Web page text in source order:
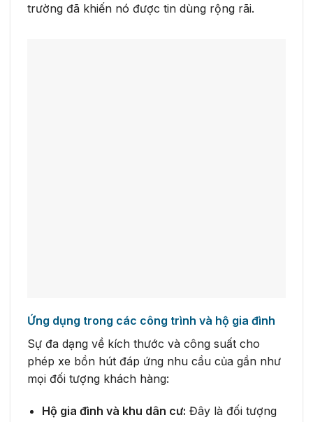
trường đã khiến nó được tin dùng rộng rãi.
Ứng dụng trong các công trình và hộ gia đình
Sự đa dạng về kích thước và công suất cho
phép xe bồn hút đáp ứng nhu cầu của gần như
mọi đối tượng khách hàng:
Hộ gia đình và khu dân cư: Đây là đối tượng